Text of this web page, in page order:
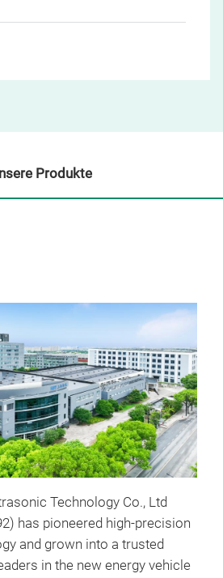
Technology Co., Ltd
has pioneered high-precision
and grown into a trusted
in the new energy vehicle
Produkte